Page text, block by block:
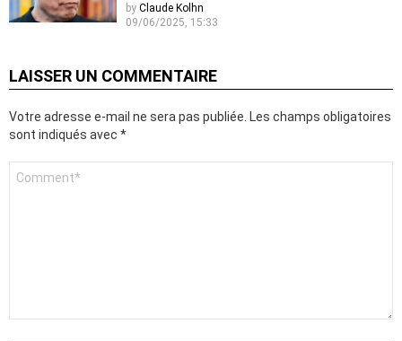
by Claude Kolhn
09/06/2025, 15:33
LAISSER UN COMMENTAIRE
Votre adresse e-mail ne sera pas publiée. Les champs obligatoires
sont indiqués avec *